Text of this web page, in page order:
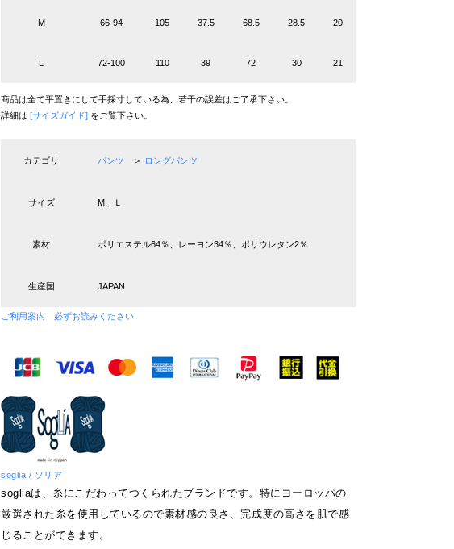
M 66-94 105 37.5 68.5 28.5 20
L 72-100 110 39 72 30 21
商品は全て平置きにして手採寸している為、若干の誤差はご了承下さい。
詳細は [サイズガイド] をご覧下さい。
カテゴリ パンツ ＞ ロングパンツ
サイズ M、Ｌ
素材 ポリエステル64％、レーヨン34％、ポリウレタン2％
生産国 JAPAN
ご利用案内 必ずお読みください
soglia / ソリア
sogliaは、糸にこだわってつくられたブランドです。特にヨーロッパの
厳選された糸を使用しているので素材感の良さ、完成度の高さを肌で感
じることができます。